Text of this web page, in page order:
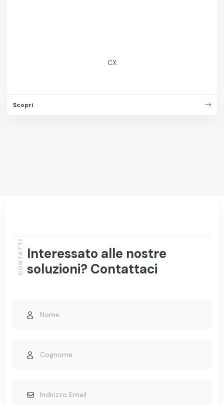
CX
Scopri
Interessato alle nostre
soluzioni? Contattaci
CONTATTI